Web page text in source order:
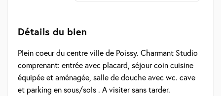
Détails du bien
Plein coeur du centre ville de Poissy. Charmant Studio
comprenant: entrée avec placard, séjour coin cuisine
équipée et aménagée, salle de douche avec wc. cave
et parking en sous/sols . A visiter sans tarder.